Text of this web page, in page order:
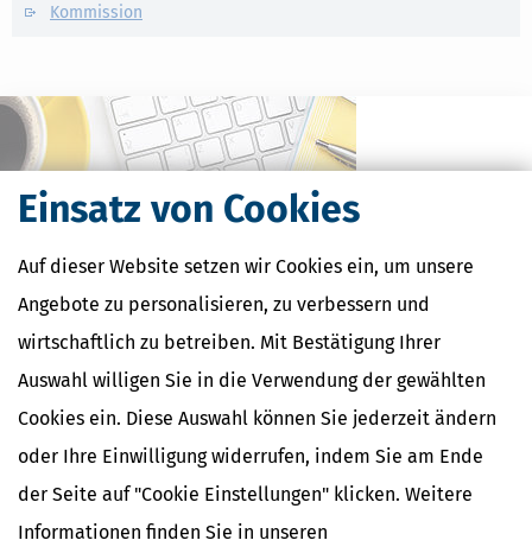
Einsatz von Cookies
Auf dieser Website setzen wir Cookies ein, um unsere
Angebote zu personalisieren, zu verbessern und
wirtschaftlich zu betreiben. Mit Bestätigung Ihrer
Auswahl willigen Sie in die Verwendung der gewählten
Cookies ein. Diese Auswahl können Sie jederzeit ändern
oder Ihre Einwilligung widerrufen, indem Sie am Ende
der Seite auf "Cookie Einstellungen" klicken. Weitere
Informationen finden Sie in unseren
Kommission
Kostenlose Steuertipps & News
Absenden
Steuertipps
Steuertipps Selbstständige
Geldtipps